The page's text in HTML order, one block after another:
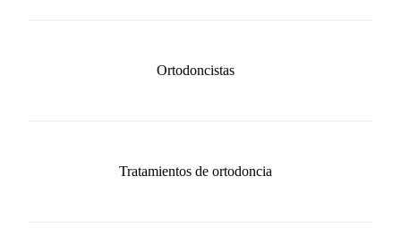
Ortodoncistas
Tratamientos de ortodoncia